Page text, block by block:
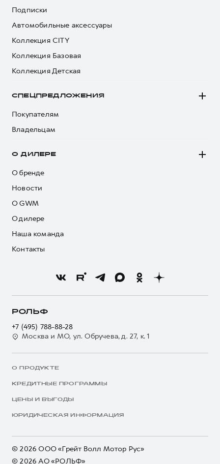
Подписки
Автомобильные аксессуары
Коллекция CITY
Коллекция Базовая
Коллекция Детская
СПЕЦПРЕДЛОЖЕНИЯ
Покупателям
Владельцам
О ДИЛЕРЕ
О бренде
Новости
О GWM
О дилере
Наша команда
Контакты
РОЛЬФ
+7 (495) 788-88-28
Москва и МО, ул. Обручева, д. 27, к. 1
О ПРОДУКТЕ
КРЕДИТНЫЕ ПРОГРАММЫ
ЦЕНЫ И ВЫГОДЫ
ЮРИДИЧЕСКАЯ ИНФОРМАЦИЯ
© 2026 ООО «Грейт Волл Мотор Рус»
© 2026 АО «РОЛЬФ»